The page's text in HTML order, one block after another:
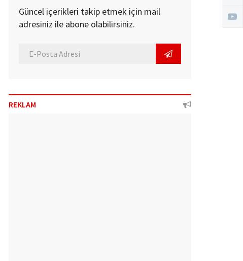
Güncel içerikleri takip etmek için mail
adresiniz ile abone olabilirsiniz.
REKLAM